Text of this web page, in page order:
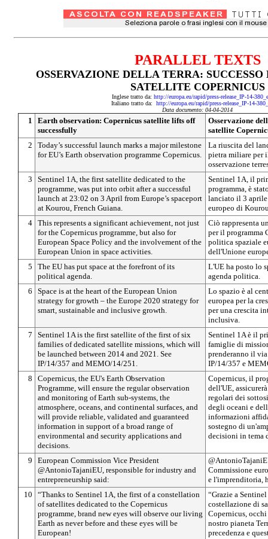
PARALLEL TEXTS
OSSERVAZIONE DELLA TERRA:
SATELLITE COPERNICUS
Inglese tratto da: http://europa.eu/rapid/press-release_IP-14-
Italiano tratto da: http://europa.eu/rapid/press-release_IP-14-
Data documento: 04-04-2014
1
Earth observation: Copernicus satellite lifts off
successfully
Osservazione
satellite
2
Today’s successful launch marks a major milestone
for EU’s Earth observation programme Copernicus.
La riuscita del
pietra miliare per
osservazione
3
Sentinel 1A, the first satellite dedicated to the
programme, was put into orbit after a successful
launch at 23:02 on 3 April from Europe’s spaceport
at Kourou, French Guiana.
Sentinel 1A, il
programma, è
lanciato il 3
europeo di
4 This represents a significant achievement, not just
for the Copernicus programme, but also for
European Space Policy and the involvement of the
European Union in space activities.
Ciò rappresenta
per il programma
politica spaziale
dell'Unione
5
The EU has put space at the forefront of its
political agenda.
L'UE ha posto lo
agenda politica.
6
Space is at the heart of the European Union
strategy for growth – the Europe 2020 strategy for
smart, sustainable and inclusive growth.
Lo spazio è al
europea per la
per una crescita
inclusiva.
7
Sentinel 1A is the first satellite of the first of six
families of dedicated satellite missions, which will
be launched between 2014 and 2021. See
IP/14/357 and MEMO/14/251.
Sentinel 1A è il
famiglie di
prenderanno il
IP/14/357 e
8
Copernicus, the EU's Earth Observation
Programme, will ensure the regular observation
and monitoring of Earth sub-systems, the
atmosphere, oceans, and continental surfaces, and
will provide reliable, validated and guaranteed
information in support of a broad range of
environmental and security applications and
decisions.
Copernicus, il
dell'UE,
regolari dei
degli oceani e
informazioni
sostegno di
decisioni in tema
9
European Commission Vice President
@AntonioTajaniEU, responsible for industry and
entrepreneurship said:
Commissione
e l'imprenditoria,
10
“Thanks to Sentinel 1A, the first of a constellation
of satellites dedicated to the Copernicus
programme, brand new eyes will observe our living
Earth as never before and these eyes will be
European!
“Grazie a
costellazione di
Copernicus,
nostro pianeta
precedenza e